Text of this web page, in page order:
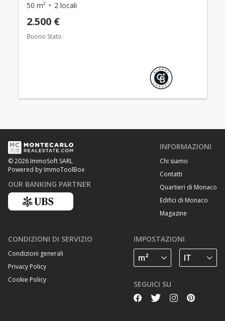
50 m² 2 locali
2.500 €
Buono Stato
© 2026 ImmoSoft SARL
Powered by ImmoToolBox
OUR BANKING PARTNER
INFORMAZIONI
Chi siamo
Contatti
Quartieri di Monaco
Edifici di Monaco
Magazine
CONDIZIONI DI SERVIZIO
Condizioni generali
Privacy Policy
Cookie Policy
IMPOSTAZIONI
SEGUICI SU